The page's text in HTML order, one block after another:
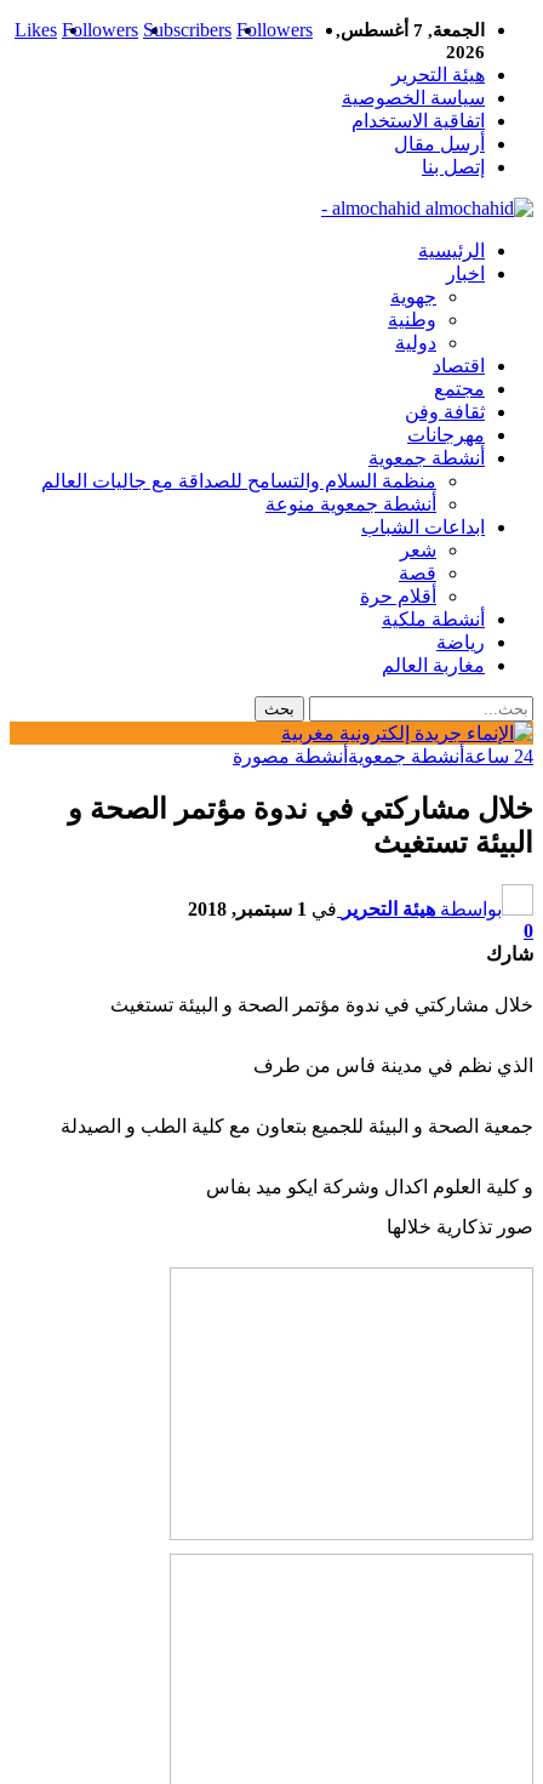
Likes Followers Subscribers Followers
الجمعة, 7 أغسطس,
2026
هيئة التحرير
سياسة الخصوصية
اتفاقية الاستخدام
أرسل مقال
إتصل بنا
almochahid -
الرئيسية
اخبار
جهوية
وطنية
دولية
اقتصاد
مجتمع
ثقافة وفن
مهرجانات
أنشطة جمعوية
منظمة السلام والتسامح للصداقة مع جاليات العالم
أنشطة جمعوية منوعة
ابداعات الشباب
شعر
قصة
أقلام حرة
أنشطة ملكية
رياضة
مغاربة العالم
24 ساعة أنشطة جمعوية أنشطة مصورة
خلال مشاركتي في ندوة مؤتمر الصحة و
البيئة تستغيث
بواسطة هيئة التحرير في 1 سبتمبر, 2018
0
شارك
خلال مشاركتي في ندوة مؤتمر الصحة و البيئة تستغيث
الذي نظم في مدينة فاس من طرف
جمعية الصحة و البيئة للجميع بتعاون مع كلية الطب و الصيدلة
و كلية العلوم اكدال وشركة ايكو ميد بفاس
صور تذكارية خلالها